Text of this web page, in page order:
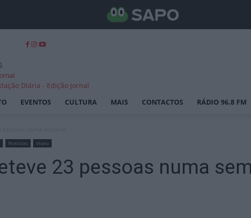
EVENTOS CULTURA MAIS CONTACTOS RÁDIO 96.8 FM
Notícias Viseu
23 pessoas numa